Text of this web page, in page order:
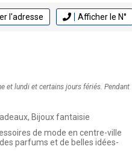
l'adresse Afficher le N°
et lundi et certains jours fériés. Pendant
Bijoux fantaisie
de mode en centre-ville
parfums et de belles idées-